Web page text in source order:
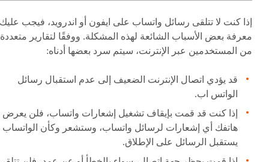
إذا كنت لا تتلقى رسائل واتساب على ايفون أو اندرويد، فيجب عليك
معرفة بعض الأسباب الشائعة لهذه المشكلة. ووفقًا لتقارير متعددة
من المستخدمين عبر الإنترنت، سيتم سرد بعضها أدناه:
قد يؤدي اتصال الإنترنت الضعيف إلى عدم استقبال رسائل
الواتس اب.
إذا كنت قد قمت بإيقاف تشغيل إشعارات واتساب، فلن يعرض
هاتفك أي إشعارات لرسائل واتساب، وستشعر وكأن الواتساب
يستقبل الرسائل على الإطلاق.